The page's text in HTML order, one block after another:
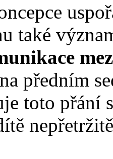
také
předním
toto přání